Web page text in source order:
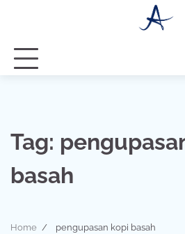
Tag:
basah
Home pengupasan kopi basah